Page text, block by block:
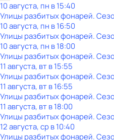
10 августа, пн в 15:40
Улицы разбитых фонарей.
10 августа, пн в 16:50
Улицы разбитых фонарей.
10 августа, пн в 18:00
Улицы разбитых фонарей.
11 августа, вт в 15:55
Улицы разбитых фонарей.
11 августа, вт в 16:55
Улицы разбитых фонарей.
11 августа, вт в 18:00
Улицы разбитых фонарей.
12 августа, ср в 10:40
Улицы разбитых фонарей.